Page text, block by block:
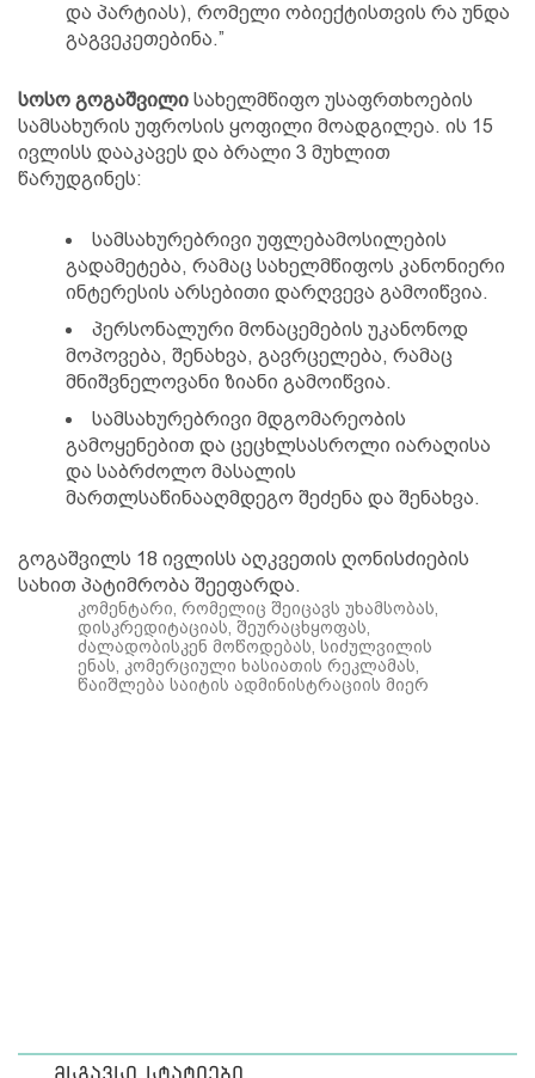
და პარტიას), რომელი ობიექტისთვის რა უნდა
გაგვეკეთებინა.”
სოსო გოგაშვილი სახელმწიფო უსაფრთხოების
სამსახურის უფროსის ყოფილი მოადგილეა. ის 15
ივლისს დააკავეს და ბრალი 3 მუხლით
წარუდგინეს:
სამსახურებრივი უფლებამოსილების
გადამეტება, რამაც სახელმწიფოს კანონიერი
ინტერესის არსებითი დარღვევა გამოიწვია.
პერსონალური მონაცემების უკანონოდ
მოპოვება, შენახვა, გავრცელება, რამაც
მნიშვნელოვანი ზიანი გამოიწვია.
სამსახურებრივი მდგომარეობის
გამოყენებით და ცეცხლსასროლი იარაღისა
და საბრძოლო მასალის
მართლსაწინააღმდეგო შეძენა და შენახვა.
გოგაშვილს 18 ივლისს აღკვეთის ღონისძიების
სახით პატიმრობა შეეფარდა.
კომენტარი, რომელიც შეიცავს უხამსობას,
დისკრედიტაციას, შეურაცხყოფას,
ძალადობისკენ მოწოდებას, სიძულვილის
ენას, კომერციული ხასიათის რეკლამას,
წაიშლება საიტის ადმინისტრაციის მიერ
მსგავსი სტატიები